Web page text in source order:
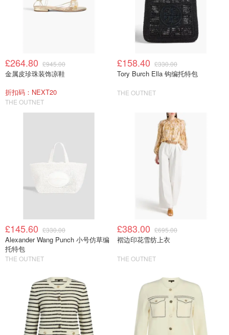
£264.80 £945.00
金属皮珍珠装饰凉鞋
折扣码：NEXT20
THE OUTNET
£158.40 £330.00
Tory Burch Ella 钩编托特包
THE OUTNET
£145.60 £330.00
Alexander Wang Punch 小号仿草编
托特包
THE OUTNET
£383.00 £695.00
褶边印花雪纺上衣
THE OUTNET